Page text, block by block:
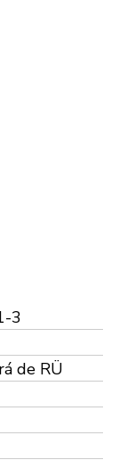
3
de RÜ